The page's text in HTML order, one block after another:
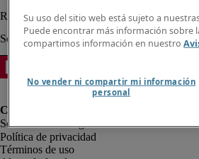
Política de privacidad
Términos de uso
Su uso del sitio web está sujeto a
Puede encontrar más información sobre
compartimos información en nuestro
No vender ni compartir mi información
personal